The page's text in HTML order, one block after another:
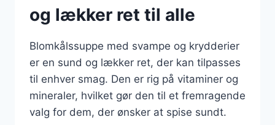
og lækker ret til alle
Blomkålssuppe med svampe og krydderier
er en sund og lækker ret, der kan tilpasses
til enhver smag. Den er rig på vitaminer og
mineraler, hvilket gør den til et fremragende
valg for dem, der ønsker at spise sundt.